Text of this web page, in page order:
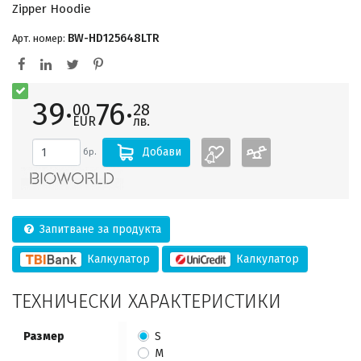
Zipper Hoodie
Арт. номер: BW-HD125648LTR
39·00
EUR76·28
лв.
бр. Добави
Запитване за продукта
Калкулатор Калкулатор
ТЕХНИЧЕСКИ ХАРАКТЕРИСТИКИ
Размер
S
M